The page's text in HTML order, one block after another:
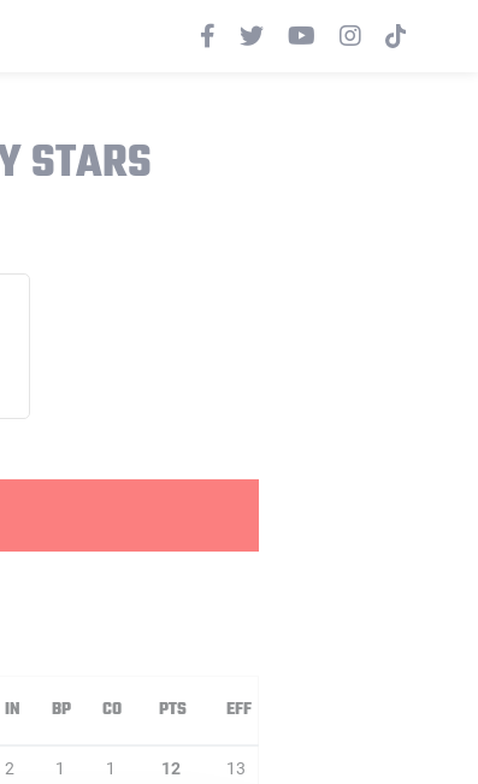
STARS
IN BP CO PTS EFF
2 1 1 12 13